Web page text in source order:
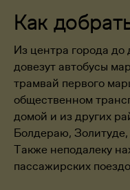
Как
Из центра города
довезут автобусы
трамвай первого
общественном
домой и из других
Болдераю,
Также неподалеку
пассажирских